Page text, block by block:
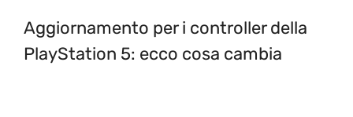
Aggiornamento per i controller della
PlayStation 5: ecco cosa cambia